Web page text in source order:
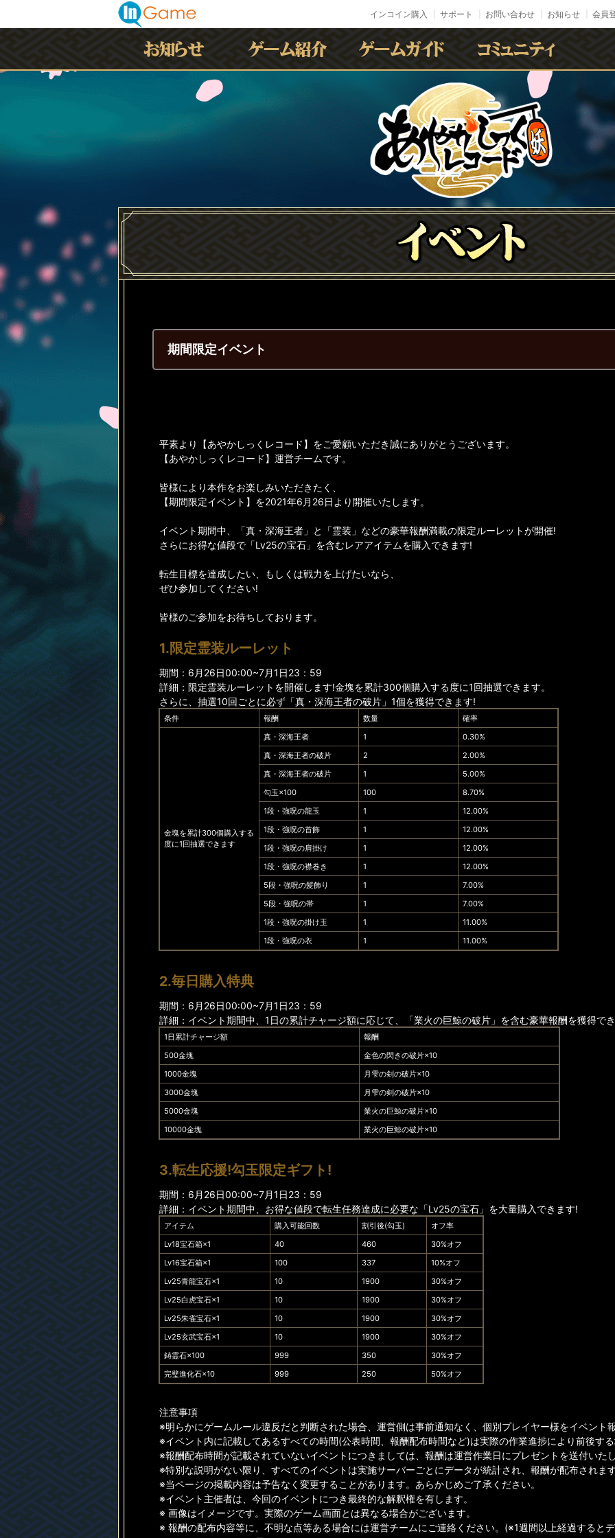
インコイン購入 サポート お問い合わせ お知らせ 会員
イベント
期間限定イベント
平素より【あやかしっくレコード】をご愛顧いただき誠にありがとうございます。
【あやかしっくレコード】運営チームです。
皆様により本作をお楽しみいただきたく、
【期間限定イベント】を2021年6月26日より開催いたします。
イベント期間中、「真・深海王者」と「霊装」などの豪華報酬満載の限定ルーレットが開催!
さらにお得な値段で「Lv25の宝石」を含むレアアイテムを購入できます!
転生目標を達成したい、もしくは戦力を上げたいなら、
ぜひ参加してください!
皆様のご参加をお待ちしております。
1.限定霊装ルーレット
期間：6月26日00:00~7月1日23：59
詳細：限定霊装ルーレットを開催します!金塊を累計300個購入する度に1回抽選できます。
さらに、抽選10回ごとに必ず「真・深海王者の破片」1個を獲得できます!
条件 報酬 数量 確率
金塊を累計300個購入する
度に1回抽選できます
真・深海王者 1
0.30%
真・深海王者の破片
2
2.00%
真・深海王者の破片
1
5.00%
勾玉×100
100
8.70%
1段・強呪の龍玉
1
12.00%
1段・強呪の首飾
1
12.00%
1段・強呪の肩掛け
1
12.00%
1段・強呪の襟巻き
1
12.00%
5段・強呪の髪飾り
1
7.00%
5段・強呪の帯
1
7.00%
1段・強呪の掛け玉
1
11.00%
1段・強呪の衣
1 11.00%
2.毎日購入特典
期間：6月26日00:00~7月1日23：59
詳細：イベント期間中、1日の累計チャージ額に応じて、「業火の巨鯨の破片」を含む豪華報酬を獲得で
1日累計チャージ額
報酬
500金塊
金色の閃きの破片×10
1000金塊
月雫の剣の破片×10
3000金塊
月雫の剣の破片×10
5000金塊
業火の巨鯨の破片×10
10000金塊
業火の巨鯨の破片×10
3.転生応援!勾玉限定ギフト!
期間：6月26日00:00~7月1日23：59
詳細：イベント期間中、お得な値段で転生任務達成に必要な「Lv25の宝石」を大量購入できます!
アイテム 購入可能回数 割引後(勾玉)
オフ率
Lv18宝石箱×1
40 460
30%オフ
Lv16宝石箱×1
100 337
10%オフ
Lv25青龍宝石×1
10 1900
30%オフ
Lv25白虎宝石×1
10 1900
30%オフ
Lv25朱雀宝石×1
10 1900
30%オフ
Lv25玄武宝石×1
10 1900
30%オフ
鋳霊石×100
999 350
30%オフ
完璧進化石×10
999 250 50%オフ
注意事項
※明らかにゲームルール違反だと判断された場合、運営側は事前通知なく、個別プレイヤー様をイベント
※イベント内に記載してあるすべての時間(公表時間、報酬配布時間など)は実際の作業進捗により前後す
※報酬配布時間が記載されていないイベントにつきましては、報酬は運営作業日にプレゼントを送付いた
※特別な説明がない限り、すべてのイベントは実施サーバーごとにデータが統計され、報酬が配布されま
※当ページの掲載内容は予告なく変更することがあります。あらかじめご了承ください。
※イベント主催者は、今回のイベントにつき最終的な解釈権を有します。
※ 画像はイメージです。実際のゲーム画面とは異なる場合がございます。
※ 報酬の配布内容等に、不明な点等ある場合には運営チームにご連絡ください。(※1週間以上経過すると